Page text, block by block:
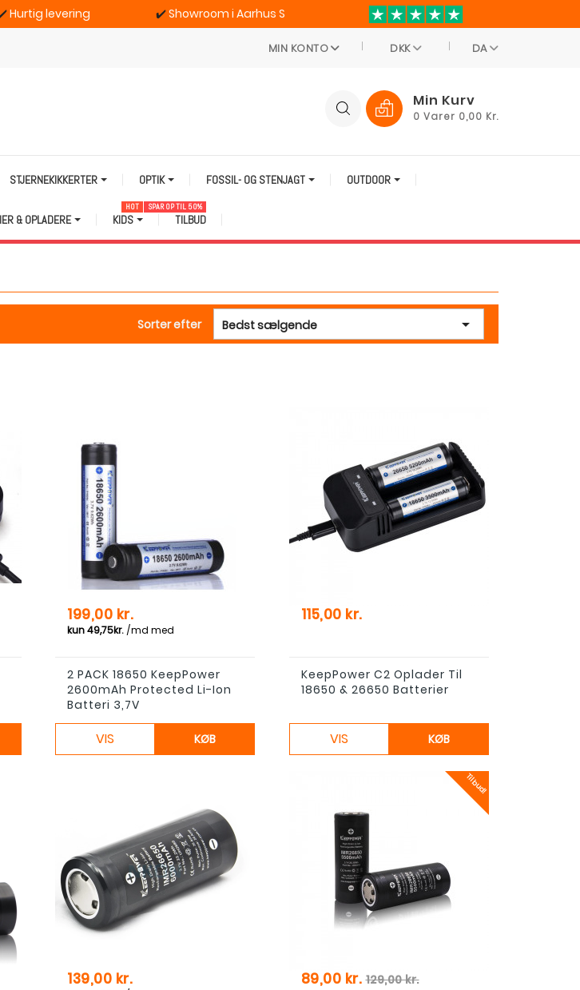
Hurtig levering ✔️Showroom i Aarhus S
MIN KONTO DKK DA
Min Kurv
0 Varer 0,00 Kr.
STJERNEKIKKERTER OPTIK FOSSIL- OG STENJAGT OUTDOOR
& OPLADERE KIDS
HOT
TILBUD
SPAR OP TIL 50%
Sorter efter Bedst sælgende 
Pris
199,00 kr.
2 PACK 18650 KeepPower
2600mAh Protected Li-Ion
Batteri 3,7V
VIS KØB
Pris
115,00 kr.
KeepPower C2 Oplader Til
18650 & 26650 Batterier
VIS KØB
Pris
139,00 kr.
Tilbud!
Pris
89,00 kr.Normal pris
129,00 kr.